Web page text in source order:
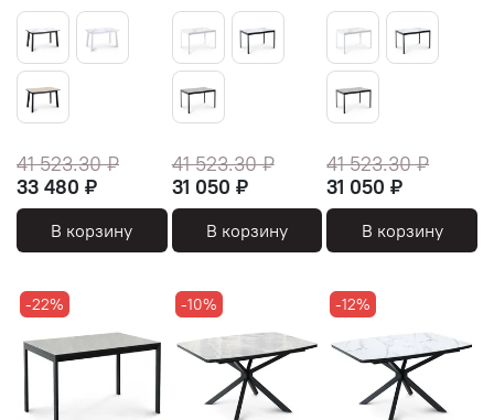
41 523.30 ₽
33 480 ₽
В корзину
41 523.30 ₽
31 050 ₽
В корзину
41 523.30 ₽
31 050 ₽
В корзину
-22% -10% -12%